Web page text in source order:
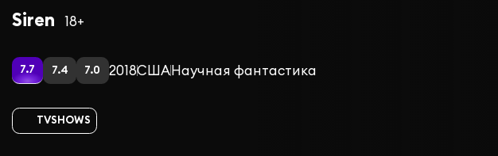
Siren 18+
7.7 7.4 7.0 2018СШАНаучная фантастика
TVSHOWS